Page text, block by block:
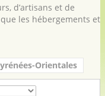
d’artisans et de
les hébergements et
Orientales